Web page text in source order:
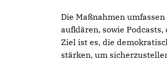
Die Maßnahmen
aufklären, sowie
Ziel ist es, die
stärken, um